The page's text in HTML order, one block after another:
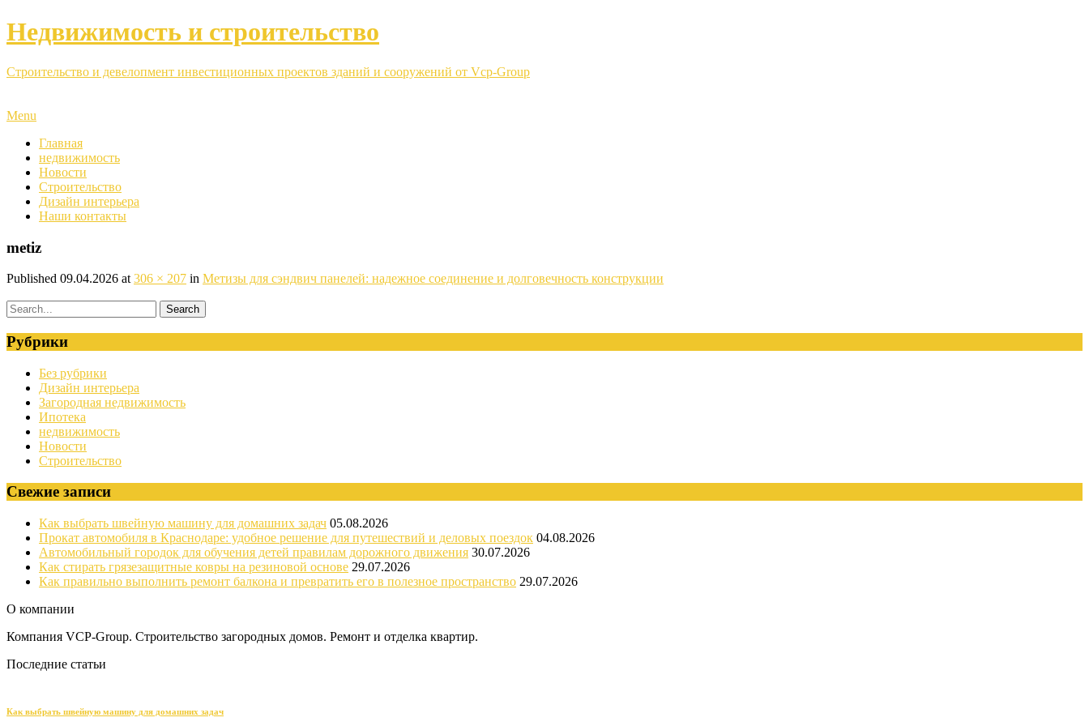
Недвижимость и строительство
Строительство и девелопмент инвестиционных проектов зданий и сооружений от Vcp-Group
Menu
Главная
недвижимость
Новости
Строительство
Дизайн интерьера
Наши контакты
metiz
Published 09.04.2026 at 306 × 207 in Метизы для сэндвич панелей: надежное соединение и долговечность конструкции
Рубрики
Без рубрики
Дизайн интерьера
Загородная недвижимость
Ипотека
недвижимость
Новости
Строительство
Свежие записи
Как выбрать швейную машину для домашних задач 05.08.2026
Прокат автомобиля в Краснодаре: удобное решение для путешествий и деловых поездок 04.08.2026
Автомобильный городок для обучения детей правилам дорожного движения 30.07.2026
Как стирать грязезащитные ковры на резиновой основе 29.07.2026
Как правильно выполнить ремонт балкона и превратить его в полезное пространство 29.07.2026
О компании
Компания VCP-Group. Строительство загородных домов. Ремонт и отделка квартир.
Последние статьи
Как выбрать швейную машину для домашних задач